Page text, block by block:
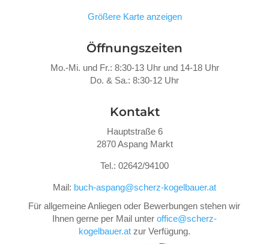
Größere Karte anzeigen
Öffnungszeiten
Mo.-Mi. und Fr.: 8:30-13 Uhr und 14-18 Uhr
Do. & Sa.: 8:30-12 Uhr
Kontakt
Hauptstraße 6
2870 Aspang Markt
Tel.: 02642/94100
Mail: buch-aspang@scherz-kogelbauer.at
Für allgemeine Anliegen oder Bewerbungen stehen wir
Ihnen gerne per Mail unter office@scherz-
kogelbauer.atzur Verfügung.